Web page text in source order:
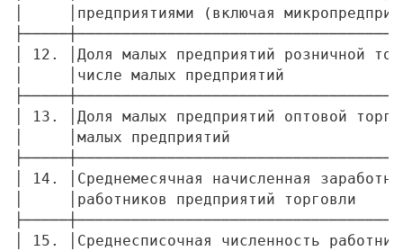
│     │предприятиями (включая
│ 12. │Доля малых предприятий
│     │числе малых предприятий
│ 13. │Доля малых предприятий оптовой
│     │малых предприятий
│ 14. │Среднемесячная начисленная
│     │работников предприятий
│ 15. │Среднесписочная численность